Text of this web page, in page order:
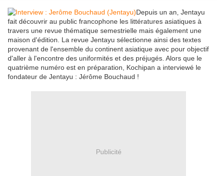
Depuis un an, Jentayu
fait découvrir au public francophone les littératures asiatiques à
travers une revue thématique semestrielle mais également une
maison d'édition. La revue Jentayu sélectionne ainsi des textes
provenant de l'ensemble du continent asiatique avec pour objectif
d'aller à l'encontre des uniformités et des préjugés. Alors que le
quatrième numéro est en préparation, Kochipan a interviewé le
fondateur de Jentayu : Jérôme Bouchaud !
Publicité